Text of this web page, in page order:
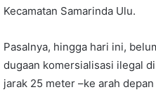
Kecamatan Samarinda Ulu.
Pasalnya, hingga hari ini,
dugaan komersialisasi ilegal
jarak 25 meter –ke arah